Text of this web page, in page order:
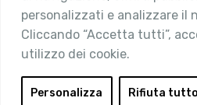
personalizzati e analizzare il
Cliccando “Accetta tutti”,
utilizzo dei cookie.
Personalizza Rifiuta tutto
Contatti
Area Riservata
Login